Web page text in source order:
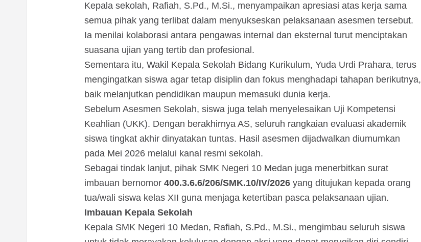
Kepala sekolah, Rafiah, S.Pd., M.Si., menyampaikan apresiasi atas kerja sama
semua pihak yang terlibat dalam menyukseskan pelaksanaan asesmen tersebut.
Ia menilai kolaborasi antara pengawas internal dan eksternal turut menciptakan
suasana ujian yang tertib dan profesional.
Sementara itu, Wakil Kepala Sekolah Bidang Kurikulum, Yuda Urdi Prahara, terus
mengingatkan siswa agar tetap disiplin dan fokus menghadapi tahapan berikutnya,
baik melanjutkan pendidikan maupun memasuki dunia kerja.
Sebelum Asesmen Sekolah, siswa juga telah menyelesaikan Uji Kompetensi
Keahlian (UKK). Dengan berakhirnya AS, seluruh rangkaian evaluasi akademik
siswa tingkat akhir dinyatakan tuntas. Hasil asesmen dijadwalkan diumumkan
pada Mei 2026 melalui kanal resmi sekolah.
Sebagai tindak lanjut, pihak SMK Negeri 10 Medan juga menerbitkan surat
imbauan bernomor 400.3.6.6/206/SMK.10/IV/2026 yang ditujukan kepada orang
tua/wali siswa kelas XII guna menjaga ketertiban pasca pelaksanaan ujian.
Imbauan Kepala Sekolah
Kepala SMK Negeri 10 Medan, Rafiah, S.Pd., M.Si., mengimbau seluruh siswa